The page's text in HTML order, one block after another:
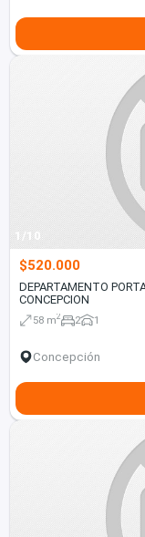
1/10
$520.000
DEPARTAMENTO
CONCEPCION
58 m2 2 1
Concepción